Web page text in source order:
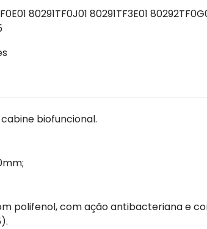
80291TF0J01 80291TF3E01
biofuncional.
polifenol, com ação antibacteriana e